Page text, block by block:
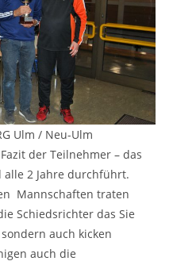
Ulm / Neu-Ulm
der Teilnehmer – das
2 Jahre durchführt.
Mannschaften traten
Schiedsrichter das Sie
auch kicken
auch die